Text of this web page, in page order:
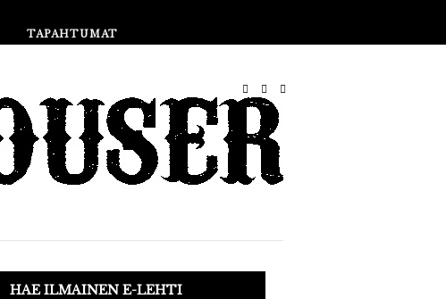
TAPAHTUMAT
HAE ILMAINEN E-LEHTI